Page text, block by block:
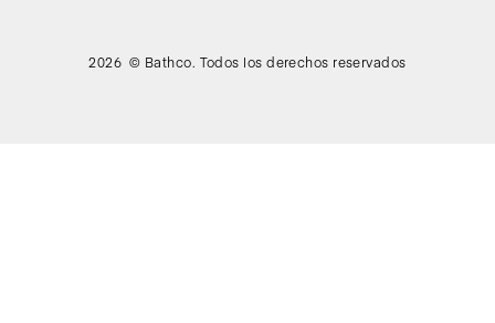
2026 © Bathco. Todos los derechos reservados